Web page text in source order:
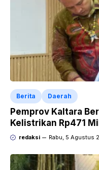
Berita Daerah
Pemprov Kaltara
Kelistrikan Rp471
redaksi Rabu, 5 Agustus